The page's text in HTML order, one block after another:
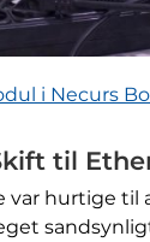
i Necurs
til
var hurtige